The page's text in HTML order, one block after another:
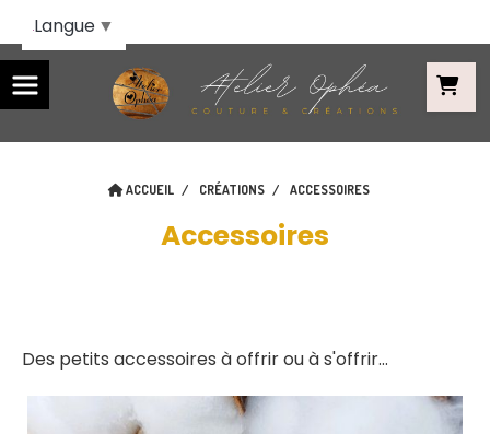
ACCUEIL CRÉATIONS ACCESSOIRES
Accessoires
Des petits accessoires à offrir ou à s'offrir...
Langue ▼